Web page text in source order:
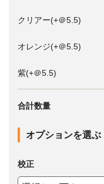
クリアー(+＠5.5)
オレンジ(+＠5.5)
紫(+＠5.5)
合計数量
オプションを選ぶ
校正